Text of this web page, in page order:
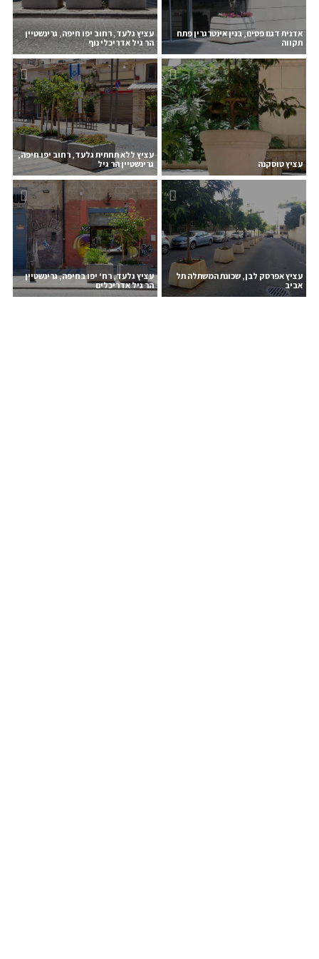
אדנית דגם פסים, בנין אינטרגרין פתח
תקווה
עציץ גלעד, רחוב יפו חיפה, גרינשטיין
הר גיל אדריכלי נוף
עציץ טוסקנה
עציץ ללא תחתית גלעד, רחוב יפו חיפה,
גרינשטיין הר גיל
עציץ אפרסק לבן, שכונת המשתלה תל
אביב
עציץ גלעד, רח' יפו בחיפה, גרינשטיין
הר גיל אדריכלים